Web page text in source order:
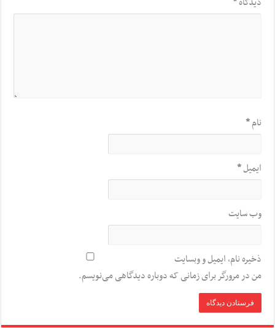
نام*
ایمیل*
وب‌ سایت
ذخیره نام، ایمیل و وبسایت
من در مرورگر برای زمانی که دوباره دیدگاهی می‌نویسم.